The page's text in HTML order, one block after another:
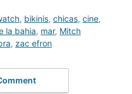
, bikinis, chicas, cine,
la bahia, mar, Mitch
, zac efron